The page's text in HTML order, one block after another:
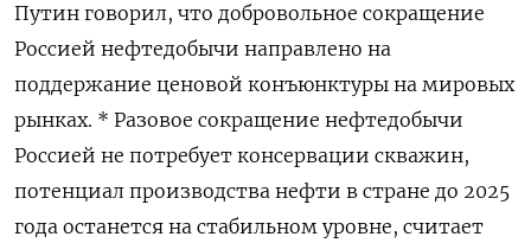
Путин говорил, что добровольное сокращение
Россией нефтедобычи направлено на
поддержание ценовой конъюнктуры на мировых
рынках. * Разовое сокращение нефтедобычи
Россией не потребует консервации скважин,
потенциал производства нефти в стране до 2025
года останется на стабильном уровне, считает